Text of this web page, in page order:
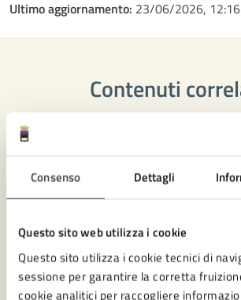
Consenso Dettagli
Questo sito web utilizza i cookie
Questo sito utilizza i cookie tecnici di
sessione per garantire la corretta
cookie analitici per raccogliere
Ultimo aggiornamento: 23/06/2026, 12:16
Contenuti
Patrimonio